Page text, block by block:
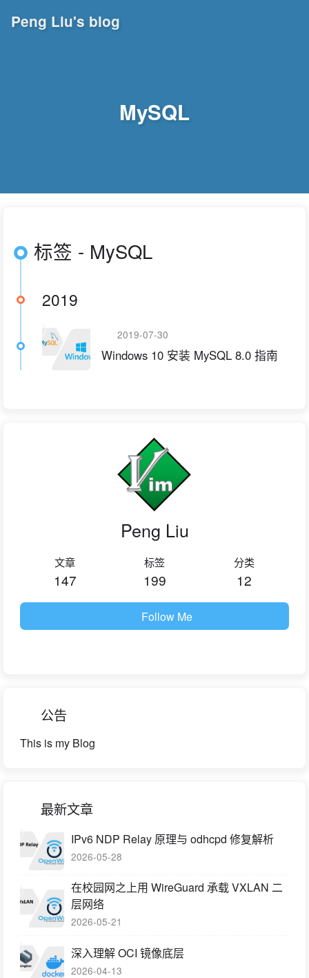
Peng Liu's blog
MySQL
标签 - MySQL
2019
2019-07-30
Windows 10 安装 MySQL 8.0 指南
Peng Liu
文章
147
标签
199
分类
12
Follow Me
公告
This is my Blog
最新文章
IPv6 NDP Relay 原理与 odhcpd 修复解析
2026-05-28
在校园网之上用 WireGuard 承载 VXLAN 二
层网络
2026-05-21
深入理解 OCI 镜像底层
2026-04-13